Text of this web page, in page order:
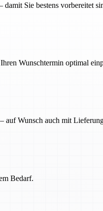
Sie bestens vorbereitet
Wunschtermin optimal
auf Wunsch auch mit
Bedarf.